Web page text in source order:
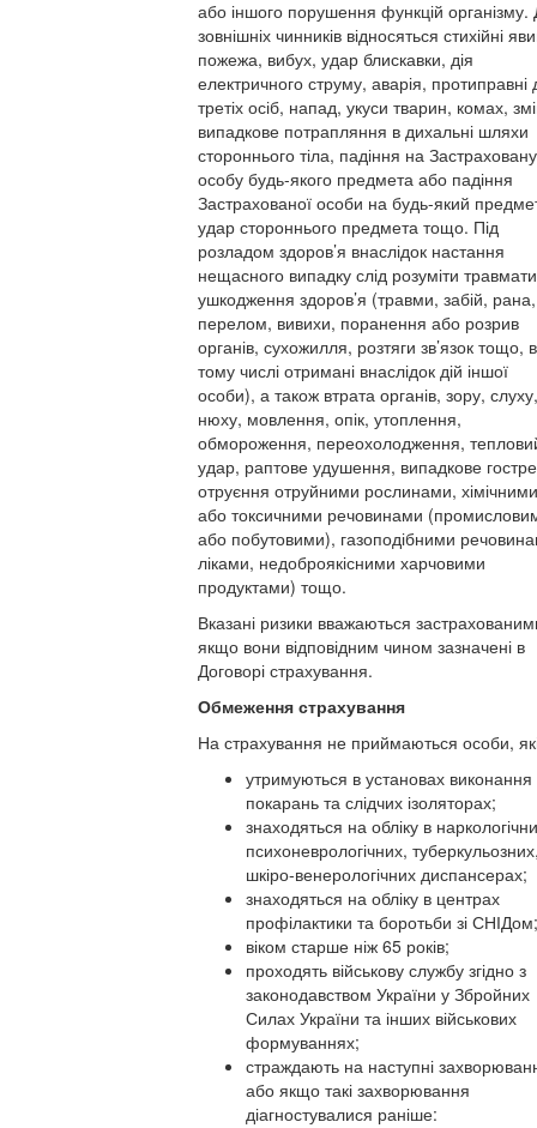
або іншого порушення функцій організму.
зовнішніх чинників відносяться стихійні
пожежа, вибух, удар блискавки, дія
електричного струму, аварія, протиправні
третіх осіб, напад, укуси тварин, комах,
випадкове потрапляння в дихальні шляхи
стороннього тіла, падіння на Застраховану
особу будь-якого предмета або падіння
Застрахованої особи на будь-який
удар стороннього предмета тощо. Під
розладом здоров’я внаслідок настання
нещасного випадку слід розуміти
ушкодження здоров’я (травми, забій, рана,
перелом, вивихи, поранення або розрив
органів, сухожилля, розтяги зв’язок тощо, в
тому числі отримані внаслідок дій іншої
особи), а також втрата органів, зору, слуху,
нюху, мовлення, опік, утоплення,
обмороження, переохолодження,
удар, раптове удушення, випадкове гостре
отруєння отруйними рослинами, хімічними
або токсичними речовинами
або побутовими), газоподібними
ліками, недоброякісними харчовими
продуктами) тощо.
Вказані ризики вважаються
якщо вони відповідним чином зазначені в
Договорі страхування.
Обмеження страхування
На страхування не приймаються особи,
утримуються в установах виконання
покарань та слідчих ізоляторах;
знаходяться на обліку в
психоневрологічних,
шкіро-венерологічних диспансерах;
знаходяться на обліку в центрах
профілактики та боротьби зі СНІДом;
віком старше ніж 65 років;
проходять військову службу згідно з
законодавством України у Збройних
Силах України та інших військових
формуваннях;
страждають на наступні
або якщо такі захворювання
діагностувалися раніше: